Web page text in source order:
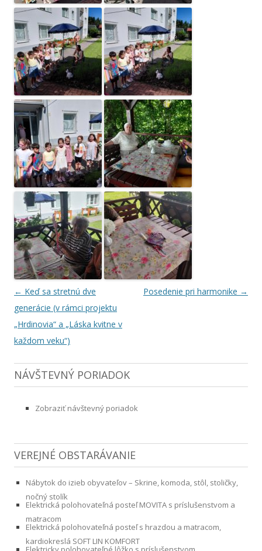
Navigácia článkami
← Keď sa stretnú dve
generácie (v rámci projektu
„Hrdinovia“ a „Láska kvitne v
každom veku“)
Posedenie pri harmonike →
NÁVŠTEVNÝ PORIADOK
Zobraziť návštevný poriadok
VEREJNÉ OBSTARÁVANIE
Nábytok do izieb obyvateľov – Skrine, komoda, stôl, stoličky,
nočný stolík
Elektrická polohovateľná posteľ MOVITA s príslušenstvom a
matracom
Elektrická polohovateľná posteľ s hrazdou a matracom,
kardiokreslá SOFT LIN KOMFORT